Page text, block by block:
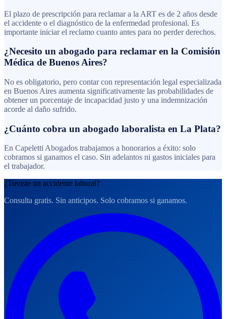
El plazo de prescripción para reclamar a la ART es de 2 años desde
el accidente o el diagnóstico de la enfermedad profesional. Es
importante iniciar el reclamo cuanto antes para no perder derechos.
¿Necesito un abogado para reclamar en la Comisión
Médica de Buenos Aires?
No es obligatorio, pero contar con representación legal especializada
en Buenos Aires aumenta significativamente las probabilidades de
obtener un porcentaje de incapacidad justo y una indemnización
acorde al daño sufrido.
¿Cuánto cobra un abogado laboralista en La Plata?
En Capeletti Abogados trabajamos a honorarios a éxito: solo
cobramos si ganamos el caso. Sin adelantos ni gastos iniciales para
el trabajador.
¿Tuviste un accidente laboral?
Consulta gratis. Sin anticipos. Solo cobramos si ganamos.